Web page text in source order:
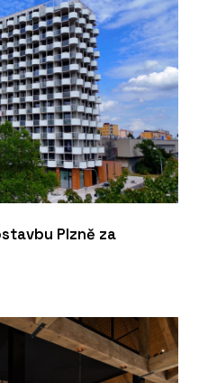
Plzně za